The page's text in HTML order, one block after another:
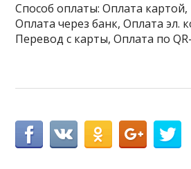
Способ оплаты: Оплата
Оплата через банк, Оплата эл.
Перевод с карты, Оплата по